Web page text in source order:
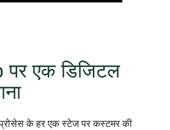
एक डिजिटल
प्रोसेस के हर एक स्टेज पर कस्टमर की